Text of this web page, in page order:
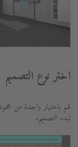
اختر نوع التصميم
قم باختيار واحدة من
لبدء التصميم.